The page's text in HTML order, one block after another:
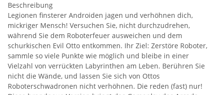
Beschreibung
Legionen finsterer Androiden jagen und verhöhnen dich,
mickriger Mensch! Versuchen Sie, nicht durchzudrehen,
während Sie dem Roboterfeuer ausweichen und dem
schurkischen Evil Otto entkommen. Ihr Ziel: Zerstöre Roboter,
sammle so viele Punkte wie möglich und bleibe in einer
Vielzahl von verrückten Labyrinthen am Leben. Berühren Sie
nicht die Wände, und lassen Sie sich von Ottos
Roboterschwadronen nicht verhöhnen. Die reden (fast) nur!